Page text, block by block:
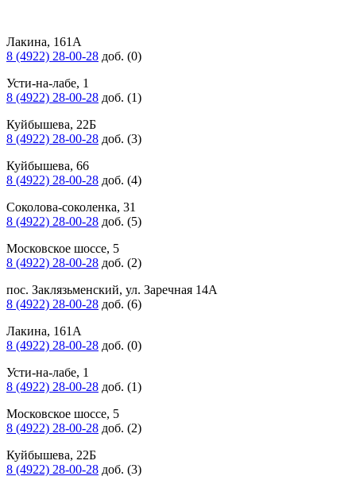
Лакина, 161А
8 (4922) 28-00-28 доб. (0)
Усти-на-лабе, 1
8 (4922) 28-00-28 доб. (1)
Куйбышева, 22Б
8 (4922) 28-00-28 доб. (3)
Куйбышева, 66
8 (4922) 28-00-28 доб. (4)
Соколова-соколенка, 31
8 (4922) 28-00-28 доб. (5)
Московское шоссе, 5
8 (4922) 28-00-28 доб. (2)
пос. Заклязьменский, ул. Заречная 14А
8 (4922) 28-00-28 доб. (6)
Лакина, 161А
8 (4922) 28-00-28 доб. (0)
Усти-на-лабе, 1
8 (4922) 28-00-28 доб. (1)
Московское шоссе, 5
8 (4922) 28-00-28 доб. (2)
Куйбышева, 22Б
8 (4922) 28-00-28 доб. (3)